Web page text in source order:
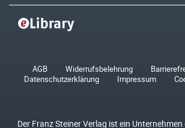
AGB Widerrufsbelehrung
Datenschutzerklärung
Impressum
Der Franz Steiner Verlag ist ein